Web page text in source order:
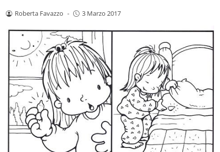
Roberta Favazzo - 3 Marzo 2017